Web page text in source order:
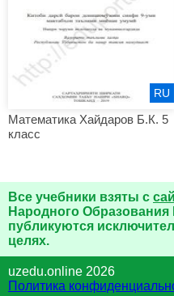
Математика Хайдаров Б.К. 5
класс
RU
Все учебники взяты с
Народного Образования
публикуются
целях.
uzedu.online 2026
Политика